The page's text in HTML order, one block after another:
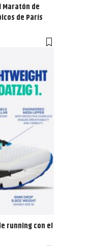
Maratón de
de París
running con el